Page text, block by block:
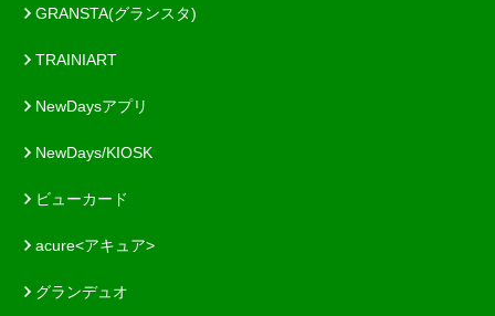
GRANSTA(グランスタ)
TRAINIART
NewDaysアプリ
NewDays/KIOSK
ビューカード
acure<アキュア>
グランデュオ